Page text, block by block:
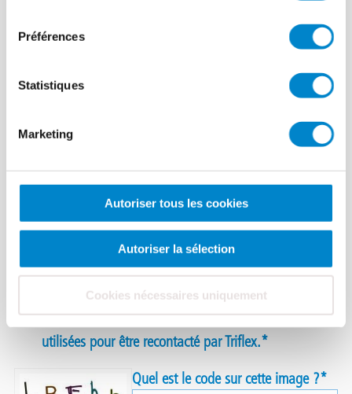
Préférences
Statistiques
Marketing
Autoriser tous les cookies
Autoriser la sélection
Cookies nécessaires uniquement
more
En soumettant ce formulaire, j'accepte que les
informations saisies dans ce formulaire soient
utilisées pour être recontacté par Triflex.
Quel est le code sur cette image ?